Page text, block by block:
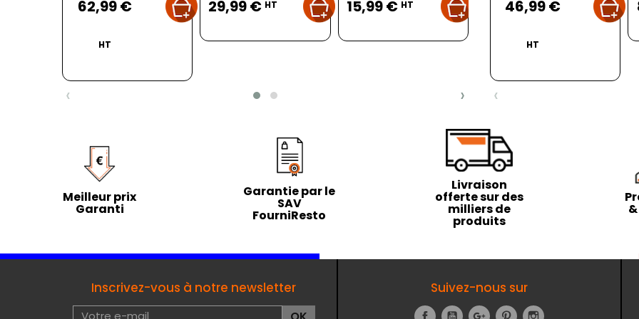
62,99 €
HT
29,99 € HT 15,99 € HT 7,67 €HT
‹ ›
46,99 €
HT
‹
Meilleur prix
Garanti
Garantie par le
SAV
FourniResto
Livraison
offerte sur des
milliers de
produits
Inscrivez-vous à notre newsletter Suivez-nous sur
Facebook
YouTubeGoogle+PinterestInstagram